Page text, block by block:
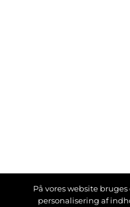
På vores website
personalisering af